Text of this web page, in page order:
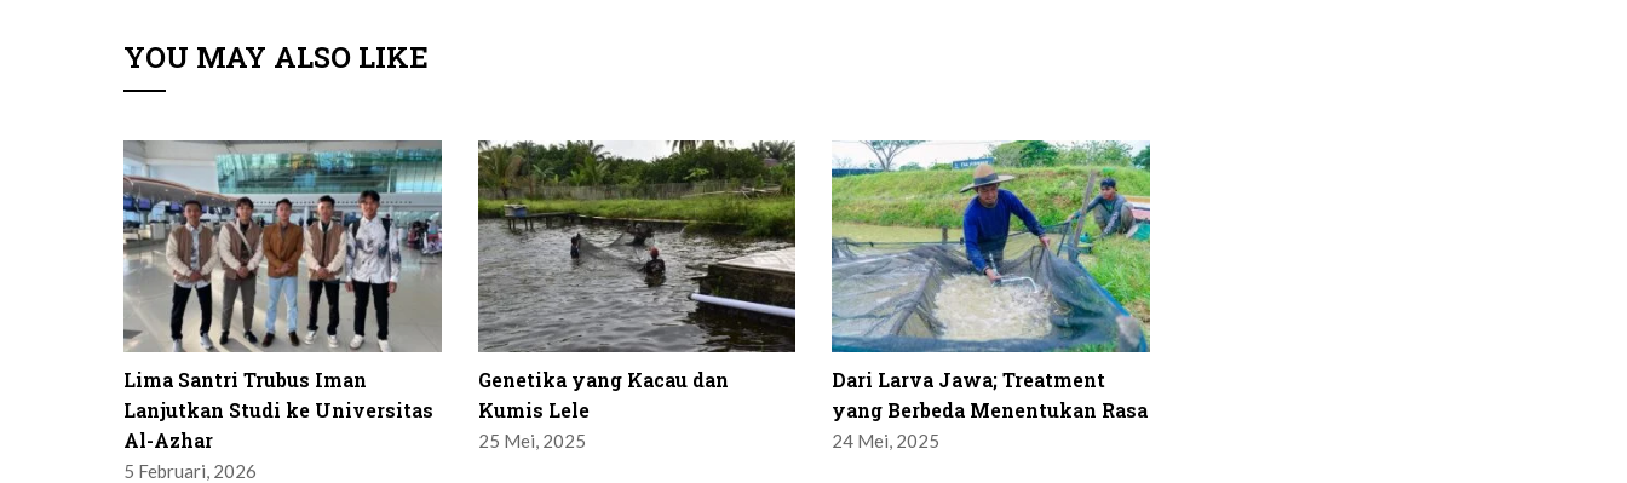
YOU MAY ALSO LIKE
Lima Santri Trubus Iman
Lanjutkan Studi ke Universitas
Al-Azhar
5 Februari, 2026
Genetika yang Kacau dan
Kumis Lele
25 Mei, 2025
Dari Larva Jawa; Treatment
yang Berbeda Menentukan Rasa
24 Mei, 2025